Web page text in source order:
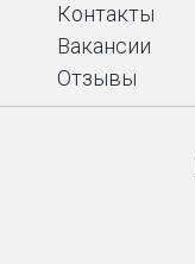
Контакты
Вакансии
Отзывы